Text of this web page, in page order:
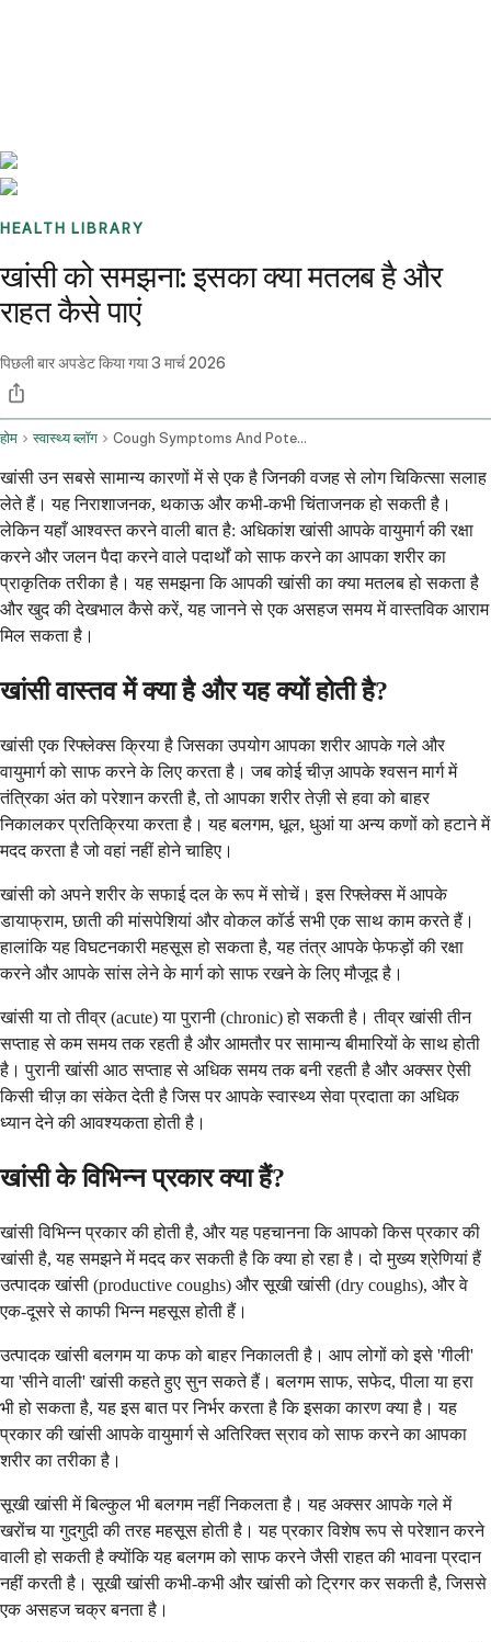
HEALTH LIBRARY
खांसी को समझना: इसका क्या मतलब है और
राहत कैसे पाएं
पिछली बार अपडेट किया गया3 मार्च 2026
होम स्वास्थ्य ब्लॉग Cough Symptoms And Potential Remedies
खांसी उन सबसे सामान्य कारणों में से एक है जिनकी वजह से लोग चिकित्सा सलाह
लेते हैं। यह निराशाजनक, थकाऊ और कभी-कभी चिंताजनक हो सकती है।
लेकिन यहाँ आश्वस्त करने वाली बात है: अधिकांश खांसी आपके वायुमार्ग की रक्षा
करने और जलन पैदा करने वाले पदार्थों को साफ करने का आपका शरीर का
प्राकृतिक तरीका है। यह समझना कि आपकी खांसी का क्या मतलब हो सकता है
और खुद की देखभाल कैसे करें, यह जानने से एक असहज समय में वास्तविक आराम
मिल सकता है।
खांसी वास्तव में क्या है और यह क्यों होती है?
खांसी एक रिफ्लेक्स क्रिया है जिसका उपयोग आपका शरीर आपके गले और
वायुमार्ग को साफ करने के लिए करता है। जब कोई चीज़ आपके श्वसन मार्ग में
तंत्रिका अंत को परेशान करती है, तो आपका शरीर तेज़ी से हवा को बाहर
निकालकर प्रतिक्रिया करता है। यह बलगम, धूल, धुआं या अन्य कणों को हटाने में
मदद करता है जो वहां नहीं होने चाहिए।
खांसी को अपने शरीर के सफाई दल के रूप में सोचें। इस रिफ्लेक्स में आपके
डायाफ्राम, छाती की मांसपेशियां और वोकल कॉर्ड सभी एक साथ काम करते हैं।
हालांकि यह विघटनकारी महसूस हो सकता है, यह तंत्र आपके फेफड़ों की रक्षा
करने और आपके सांस लेने के मार्ग को साफ रखने के लिए मौजूद है।
खांसी या तो तीव्र (acute) या पुरानी (chronic) हो सकती है। तीव्र खांसी तीन
सप्ताह से कम समय तक रहती है और आमतौर पर सामान्य बीमारियों के साथ होती
है। पुरानी खांसी आठ सप्ताह से अधिक समय तक बनी रहती है और अक्सर ऐसी
किसी चीज़ का संकेत देती है जिस पर आपके स्वास्थ्य सेवा प्रदाता का अधिक
ध्यान देने की आवश्यकता होती है।
खांसी के विभिन्न प्रकार क्या हैं?
खांसी विभिन्न प्रकार की होती है, और यह पहचानना कि आपको किस प्रकार की
खांसी है, यह समझने में मदद कर सकती है कि क्या हो रहा है। दो मुख्य श्रेणियां हैं
उत्पादक खांसी (productive coughs) और सूखी खांसी (dry coughs), और वे
एक-दूसरे से काफी भिन्न महसूस होती हैं।
उत्पादक खांसी बलगम या कफ को बाहर निकालती है। आप लोगों को इसे 'गीली'
या 'सीने वाली' खांसी कहते हुए सुन सकते हैं। बलगम साफ, सफेद, पीला या हरा
भी हो सकता है, यह इस बात पर निर्भर करता है कि इसका कारण क्या है। यह
प्रकार की खांसी आपके वायुमार्ग से अतिरिक्त स्राव को साफ करने का आपका
शरीर का तरीका है।
सूखी खांसी में बिल्कुल भी बलगम नहीं निकलता है। यह अक्सर आपके गले में
खरोंच या गुदगुदी की तरह महसूस होती है। यह प्रकार विशेष रूप से परेशान करने
वाली हो सकती है क्योंकि यह बलगम को साफ करने जैसी राहत की भावना प्रदान
नहीं करती है। सूखी खांसी कभी-कभी और खांसी को ट्रिगर कर सकती है, जिससे
एक असहज चक्र बनता है।